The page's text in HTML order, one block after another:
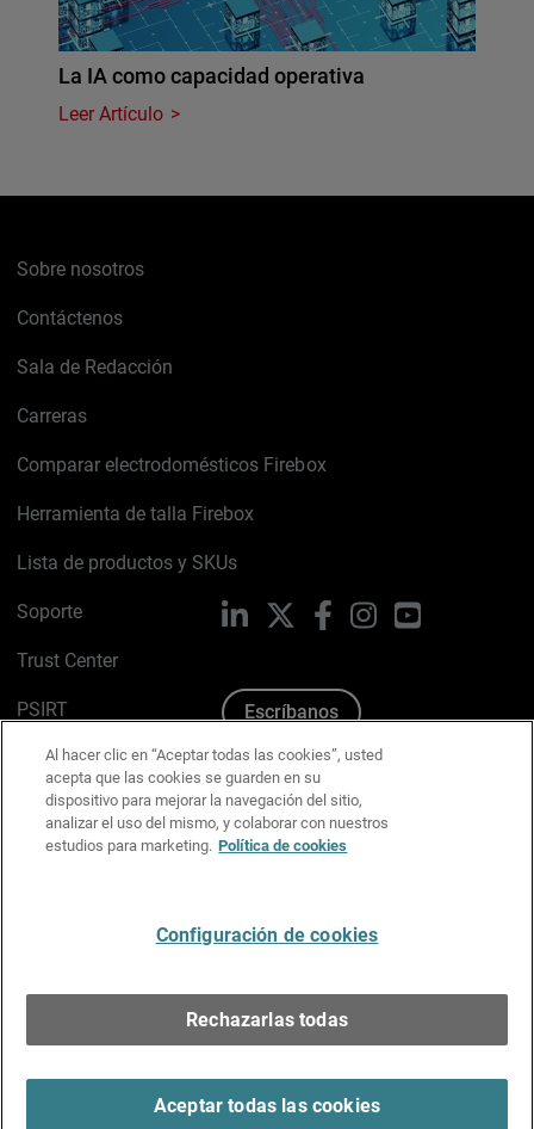
La IA como capacidad operativa
Leer Artículo
Sobre nosotros
Contáctenos
Sala de Redacción
Carreras
Comparar electrodomésticos Firebox
Herramienta de talla Firebox
Lista de productos y SKUs
Soporte
Trust Center
PSIRT
Política de cookies
Política de privacidad
Kit de medios y marca
LinkedIn FacebookInstagramYouTube
Escríbanos
Al hacer clic en “Aceptar todas las cookies”, usted
acepta que las cookies se guarden en su
dispositivo para mejorar la navegación del sitio,
analizar el uso del mismo, y colaborar con nuestros
estudios para marketing. Política de cookies
Configuración de cookies
Rechazarlas todas
Aceptar todas las cookies